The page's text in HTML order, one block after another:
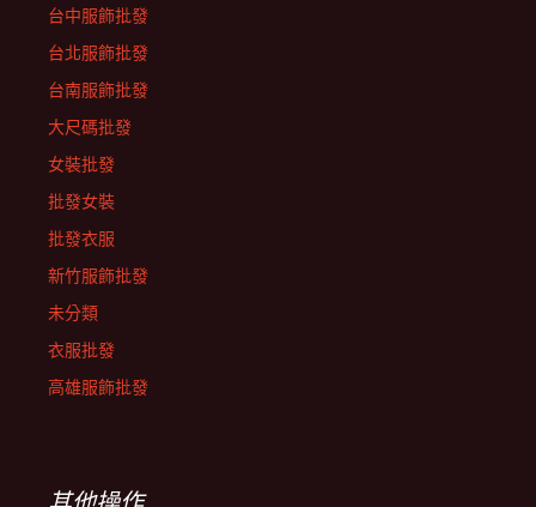
台中服飾批發
台北服飾批發
台南服飾批發
大尺碼批發
女裝批發
批發女裝
批發衣服
新竹服飾批發
未分類
衣服批發
高雄服飾批發